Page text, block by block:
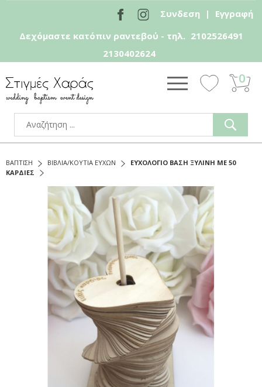
Συνδεση |
Εγγραφή
Δεχόμαστε κατόπιν ραντεβού - τηλ. 2102526491
2130402624
0
ΒΑΠΤΙΣΗ ΒΙΒΛΙΑ/ΚΟΥΤΙΑ ΕΥΧΩΝ
ΕΥΧΟΛΟΓΙΟ ΒΑΣΗ ΞΥΛΙΝΗ ΜΕ 50
ΚΑΡΔΙΕΣ